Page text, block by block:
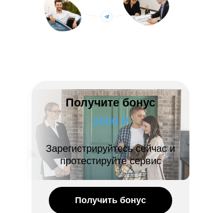
Получите бонус
2000 Р
Зарегистрируйтесь сейчас и
протестируйте сервис
Получить бонус